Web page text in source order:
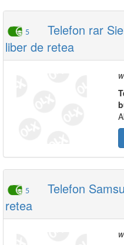
5
Telefon rar
liber de retea
5
Telefon
retea